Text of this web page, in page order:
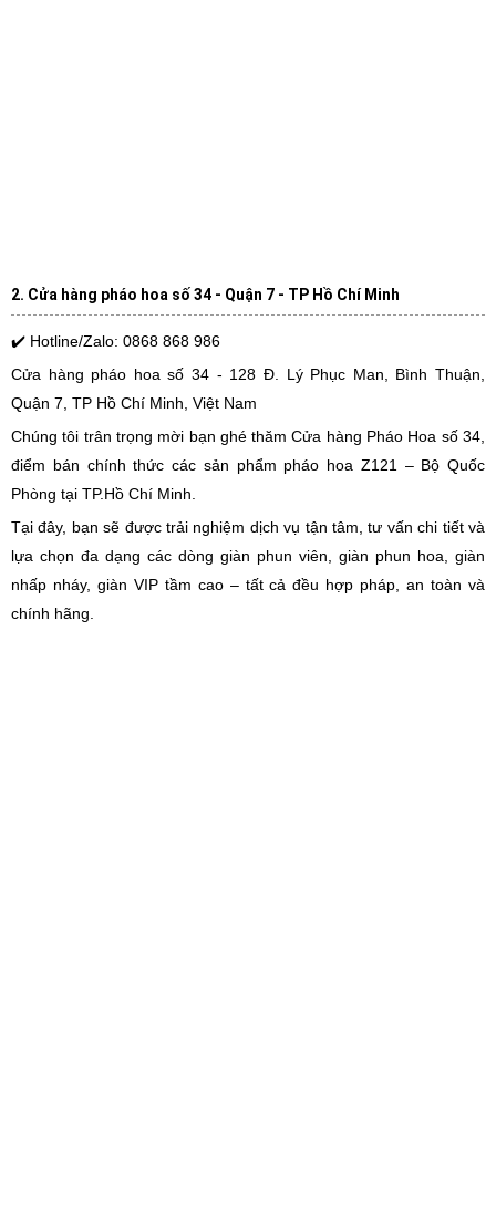
2. Cửa hàng pháo hoa số 34 - Quận 7 - TP Hồ Chí Minh
✔️ Hotline/Zalo: 0868 868 986
Cửa hàng pháo hoa số 34 - 128 Đ. Lý Phục Man, Bình Thuận,
Quận 7, TP Hồ Chí Minh, Việt Nam
Chúng tôi trân trọng mời bạn ghé thăm Cửa hàng Pháo Hoa số 34,
điểm bán chính thức các sản phẩm pháo hoa Z121 – Bộ Quốc
Phòng tại TP.Hồ Chí Minh.
Tại đây, bạn sẽ được trải nghiệm dịch vụ tận tâm, tư vấn chi tiết và
lựa chọn đa dạng các dòng giàn phun viên, giàn phun hoa, giàn
nhấp nháy, giàn VIP tầm cao – tất cả đều hợp pháp, an toàn và
chính hãng.